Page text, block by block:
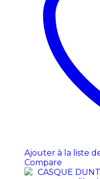
Ajouter à la liste
Compare